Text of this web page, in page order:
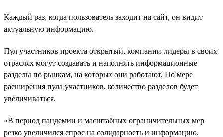
Каждый раз, когда пользователь заходит на сайт, он видит
актуальную информацию.
Пул участников проекта открытый, компании-лидеры в своих
отраслях могут создавать и наполнять информационные
разделы по рынкам, на которых они работают. По мере
расширения пула участников, количество разделов будет
увеличиваться.
«В период пандемии и масштабных ограничительных мер
резко увеличился спрос на солидарность и информацию.